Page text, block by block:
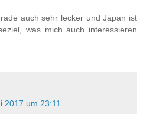
auch sehr lecker und Japan ist
was mich auch interessieren
2017 um 23:11